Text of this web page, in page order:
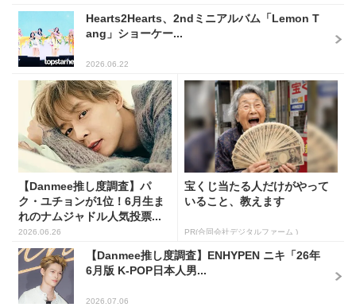
Hearts2Hearts、2ndミニアルバム「Lemon T
ang」ショーケー...
2026.06.22
【Danmee推し度調査】パ
ク・ユチョンが1位！6月生ま
れのナムジャドル人気投票...
2026.06.26
宝くじ当たる人だけがやって
いること、教えます
PR(合同会社デジタルファーム )
【Danmee推し度調査】ENHYPEN ニキ「26年
6月版 K-POP日本人男...
2026.07.06